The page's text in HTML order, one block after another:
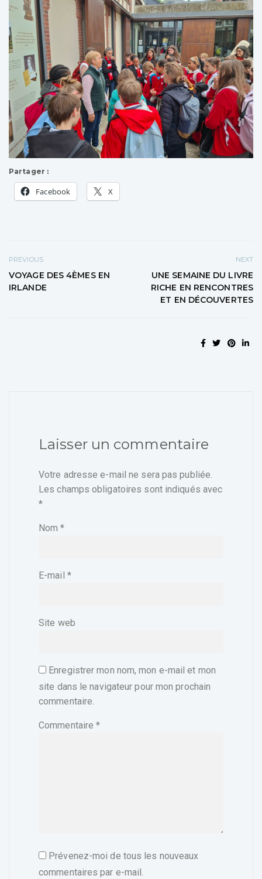
Partager :
Facebook X
PREVIOUS
VOYAGE DES 4ÈMES EN
IRLANDE
NEXT
UNE SEMAINE DU LIVRE
RICHE EN RENCONTRES
ET EN DÉCOUVERTES
Laisser un commentaire
Votre adresse e-mail ne sera pas publiée.
Les champs obligatoires sont indiqués avec
*
Nom*
E-mail *
Site web
Enregistrer mon nom, mon e-mail et mon
site dans le navigateur pour mon prochain
commentaire.
Commentaire*
Prévenez-moi de tous les nouveaux
commentaires par e-mail.